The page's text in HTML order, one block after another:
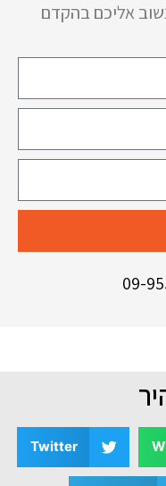
אליכם בהקדם
09-
Twitter